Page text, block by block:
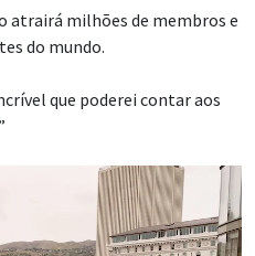
atrairá milhões de membros e
do mundo.
que poderei contar aos